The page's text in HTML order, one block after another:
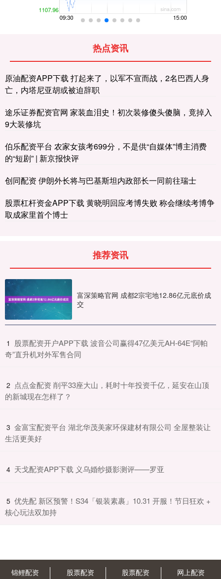
热点资讯
原油配资APP下载 打起来了，以军不宣而战，2名巴西人身
亡，内塔尼亚胡或被迫辞职
途乐证券配资官网 家装血泪史！初次装修傻头傻脑，竟掉入
9大装修坑
伯乐配资平台 农家女孩考699分，不是供“自媒体”博主消费
的“短剧” | 新京报快评
创同配资 伊朗外长将与巴基斯坦内政部长一同前往瑞士
股票杠杆资金APP下载 黄晓明回应考博失败 称会继续考博争
取成家里首个博士
推荐资讯
富深策略官网 成都2宗宅地12.86亿元底价成
交
1
​股票配资开户APP下载 波音公司赢得47亿美元AH-64E“阿帕
奇”直升机对外军售合同
2 ​点点金配资 削平33座大山，耗时十年投资千亿，延安在山顶
的新城现在怎样了？
3 ​金富宝配资平台 湖北华茂美家环保建材有限公司 全屋整装让
生活更美好
4 ​天戈配资APP下载 义乌婚纱摄影测评——罗亚
5 ​优先配 新区预警！S34「银装素裹」10.31 开服！节日狂欢 +
核心玩法双加持
锦鲤配资
股票配资
股票配资
网上配资